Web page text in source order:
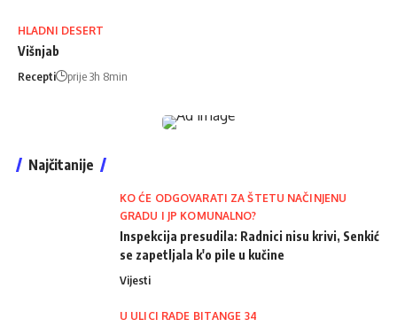
HLADNI DESERT
Višnjab
Recepti prije 3h 8min
Najčitanije
KO ĆE ODGOVARATI ZA ŠTETU NAČINJENU
GRADU I JP KOMUNALNO?
Inspekcija presudila: Radnici nisu krivi, Senkić
se zapetljala k'o pile u kučine
Vijesti
U ULICI RADE BITANGE 34